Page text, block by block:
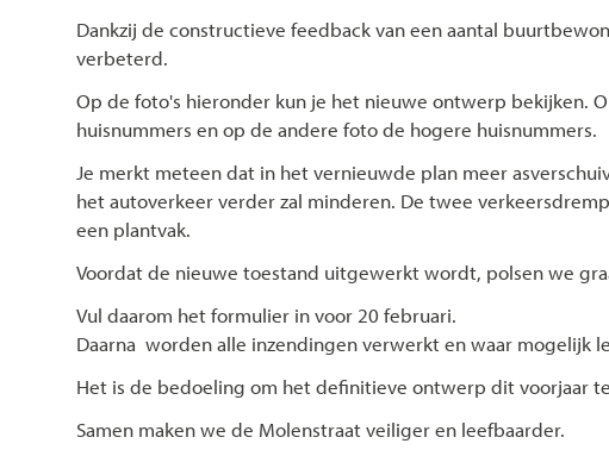
Dankzij de constructieve feedback van een aantal
verbeterd.
Op de foto's hieronder kun je het nieuwe ontwerp bekijken.
huisnummers en op de andere foto de hogere huisnummers.
Je merkt meteen dat in het vernieuwde plan meer
het autoverkeer verder zal minderen. De twee
een plantvak.
Voordat de nieuwe toestand uitgewerkt wordt, polsen we
Vul daarom het formulier in voor 20 februari.
Daarna worden alle inzendingen verwerkt en waar mogelijk
Het is de bedoeling om het definitieve ontwerp dit voorjaar
Samen maken we de Molenstraat veiliger en leefbaarder.